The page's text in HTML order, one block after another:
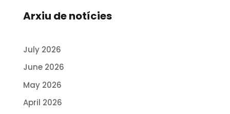
Arxiu de notícies
July 2026
June 2026
May 2026
April 2026